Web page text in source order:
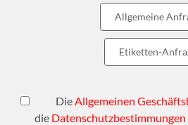
Allgemeine
Etiketten-
DieAllgemeinen
die Datenschutzbestimmungen